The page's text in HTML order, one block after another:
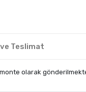
Teslimat
olarak